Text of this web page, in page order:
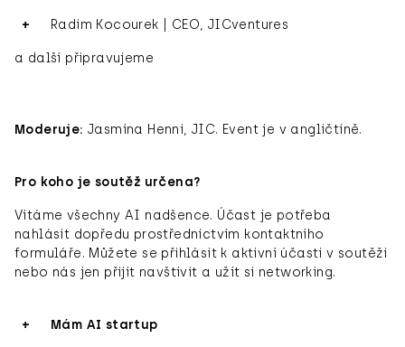
Radim Kocourek | CEO, JICventures
a další připravujeme
Moderuje: Jasmína Henni, JIC. Event je v angličtině.
Pro koho je soutěž určena?
Vítáme všechny AI nadšence. Účast je potřeba
nahlásit dopředu prostřednictvím kontaktního
formuláře. Můžete se přihlásit k aktivní účasti v soutěži
nebo nás jen přijít navštívit a užít si networking.
Mám AI startup